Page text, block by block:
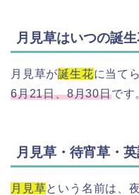
月見草はいつの誕生
月見草が誕生花に当て
6月21日、8月30日です
月見草・待宵草・
月見草という名前は、